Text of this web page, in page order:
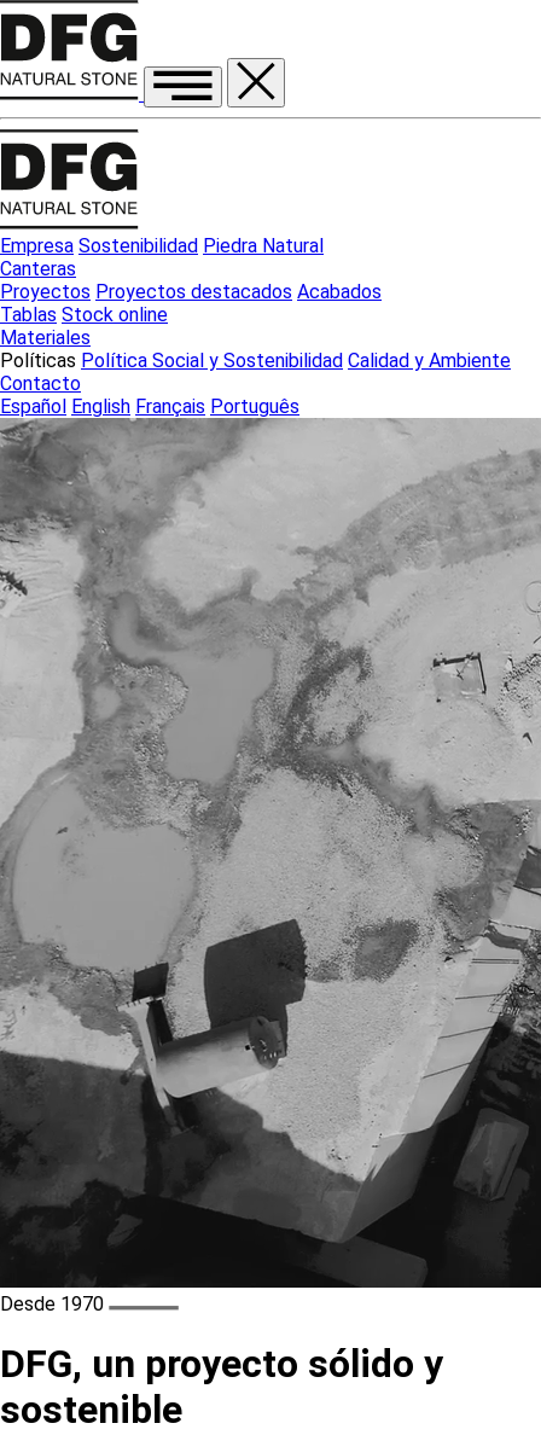
Empresa Sostenibilidad Piedra Natural
Canteras
Proyectos Proyectos destacados Acabados
Tablas Stock online
Materiales
Políticas Política Social y Sostenibilidad Calidad y Ambiente
Contacto
Español English Français Português
Desde 1970
DFG, un proyecto sólido y
sostenible